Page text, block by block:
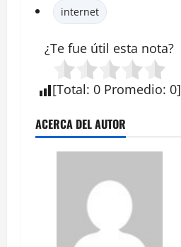
internet
¿Te fue útil esta nota?
[Total: 0 Promedio: 0]
ACERCA DEL AUTOR